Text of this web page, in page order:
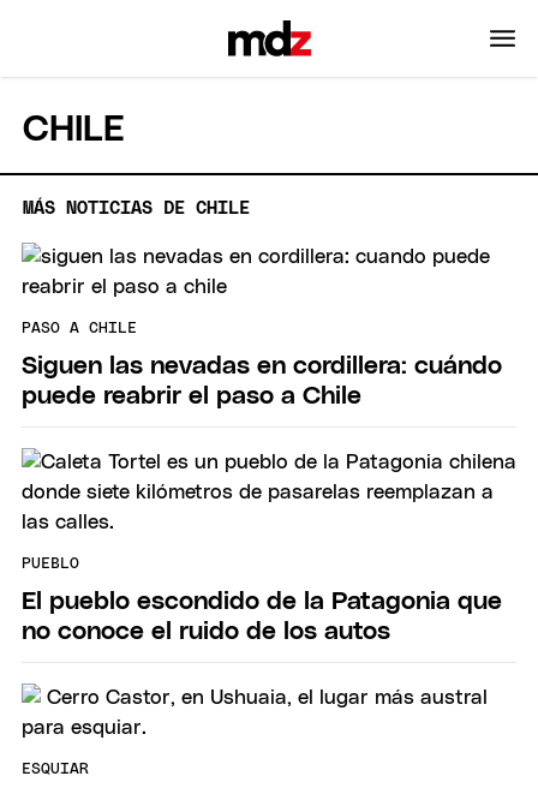
CHILE
MÁS NOTICIAS DE CHILE
PASO A CHILE
Siguen las nevadas en cordillera: cuándo
puede reabrir el paso a Chile
PUEBLO
El pueblo escondido de la Patagonia que
no conoce el ruido de los autos
ESQUIAR